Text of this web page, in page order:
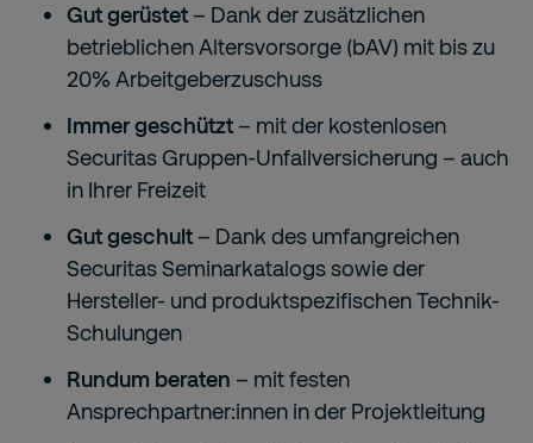
Gut gerüstet – Dank der zusätzlichen
betrieblichen Altersvorsorge (bAV) mit bis zu
20% Arbeitgeberzuschuss
Immer geschützt – mit der kostenlosen
Securitas Gruppen-Unfallversicherung – auch
in Ihrer Freizeit
Gut geschult – Dank des umfangreichen
Securitas Seminarkatalogs sowie der
Hersteller- und produktspezifischen Technik-
Schulungen
Rundum beraten – mit festen
Ansprechpartner:innen in der Projektleitung